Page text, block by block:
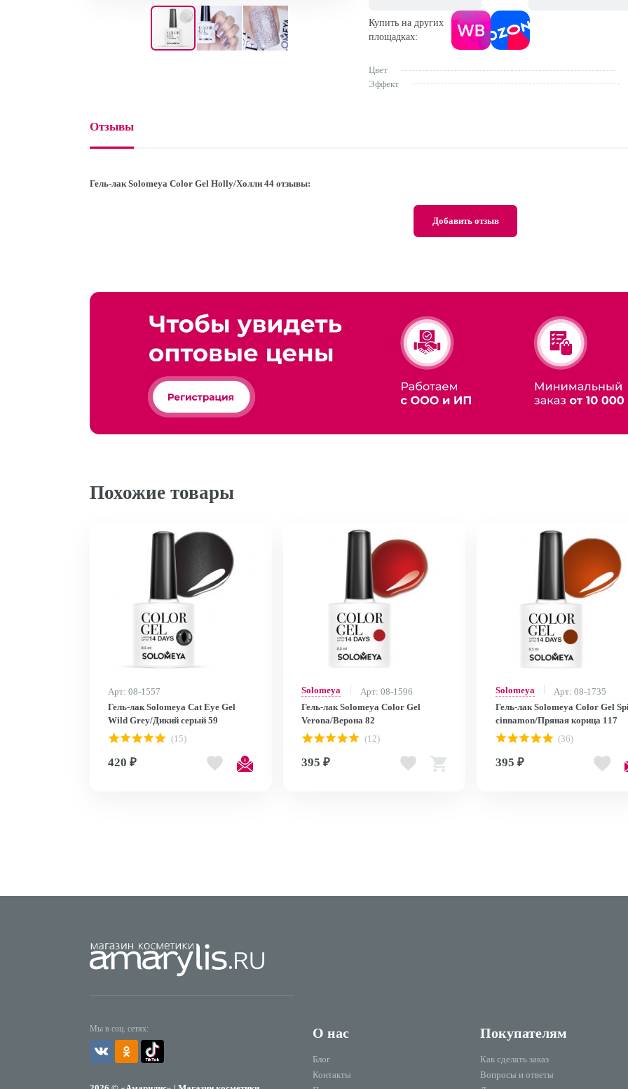
Купить на других
площадках:
Цвет
Эффект
Отзывы
Гель-лак Solomeya Color Gel Holly/Холли 44 отзывы:
Добавить отзыв
Похожие товары
Арт: 08-1557
Гель-лак Solomeya Cat Eye Gel
Wild Grey/Дикий серый 59
(15)
420 ₽
Solomeya
Арт: 08-1596
Гель-лак Solomeya Color Gel
Verona/Верона 82
(12)
395 ₽
Solomeya
Арт: 08-1735
Гель-лак Solomeya Color Gel
cinnamon/Пряная корица 117
(36)
395 ₽
Мы в соц. сетях: О нас
Блог
Контакты
Покупателям
Как сделать заказ
Вопросы и ответы